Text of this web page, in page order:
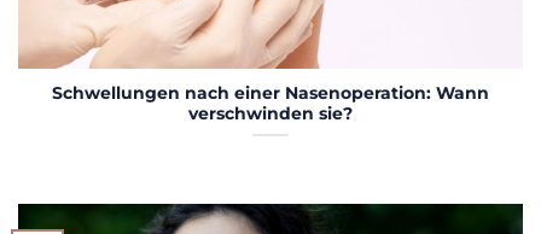
Schwellungen nach einer Nasenoperation: Wann
verschwinden sie?